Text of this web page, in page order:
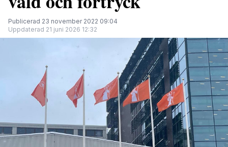
Publicerad 23 november 2022 09:04
Uppdaterad 21 juni 2026 12:32